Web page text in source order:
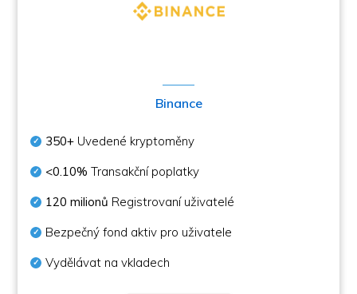
Binance
350+ Uvedené kryptoměny
<0.10% Transakční poplatky
120 milionů Registrovaní uživatelé
Bezpečný fond aktiv pro uživatele
Vydělávat na vkladech